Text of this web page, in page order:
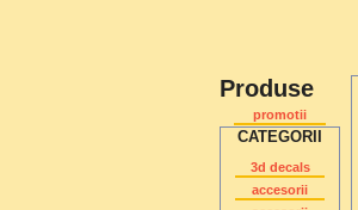
Produse
promotii
CATEGORII
3d decals
accesorii